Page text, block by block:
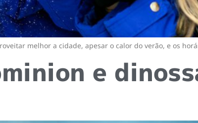
melhor a cidade, apesar o calor do verão, e os
e